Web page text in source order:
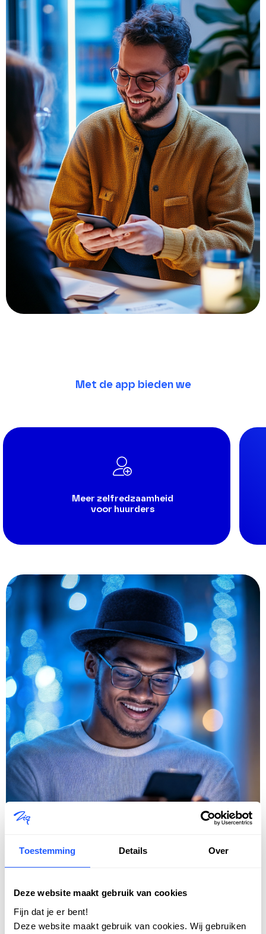
Toestemming Details Over
Deze website maakt gebruik van cookies
Fijn dat je er bent!
Deze website maakt gebruik van cookies. Wij gebruiken
Met de app bieden we
Meer zelfredzaamheid
voor huurders